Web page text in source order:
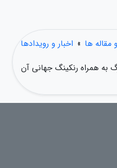
مقاله ها » اخبار و رویدادها
به همراه رنکینگ جهانی آن